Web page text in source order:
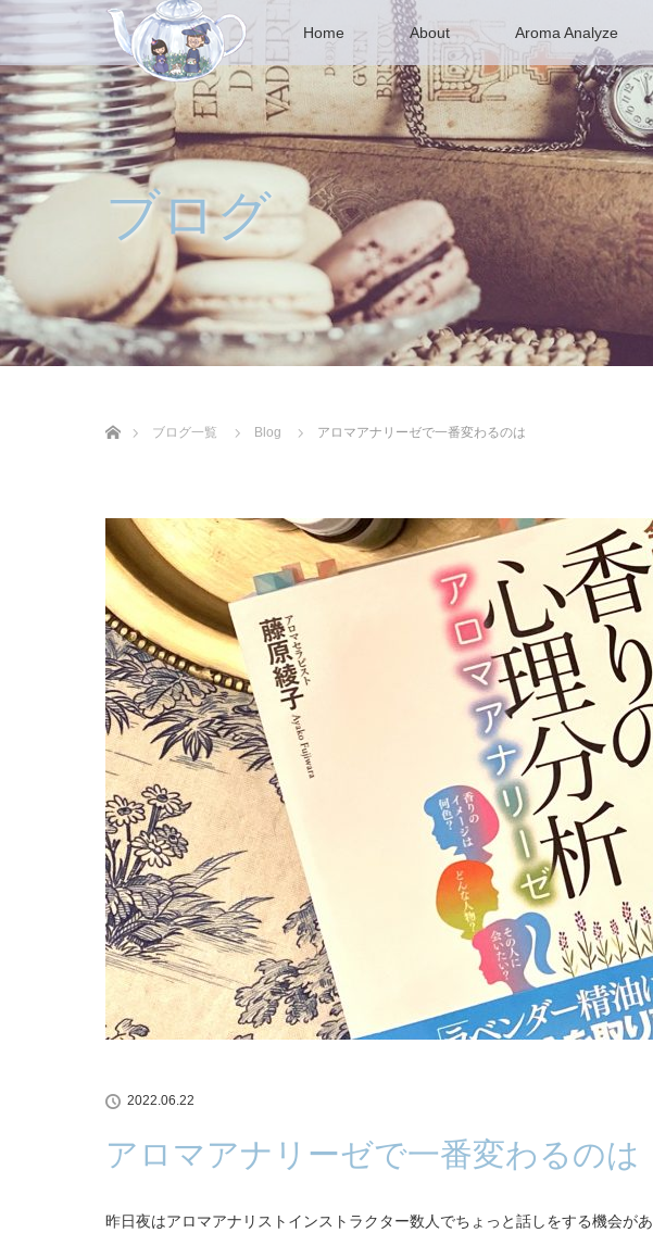
Home About Aroma Analyze
ブログ
ブログ一覧
Blog アロマアナリーゼで一番変わるのは
2022.06.22
アロマアナリーゼで一番変わるのは
昨日夜はアロマアナリストインストラクター数人でちょっと話しをする機会があ